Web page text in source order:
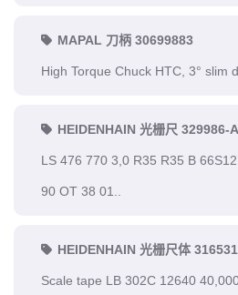
MAPAL 刀柄 30699883
High Torque Chuck HTC, 3° slim
HEIDENHAIN 光栅尺 329986-
LS 476 770 3,0 R35 R35 B
90 OT 38 01..
HEIDENHAIN 光栅尺体
Scale tape LB 302C 12640